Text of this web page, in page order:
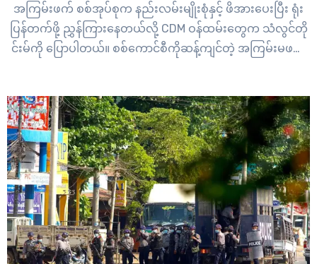
အကြမ်းဖက် စစ်အုပ်စုက နည်းလမ်းမျိုးစုံနှင့် ဖိအားပေးပြီး ရုံး
ပြန်တက်ဖို့ ညွှန်ကြားနေတယ်လို့ CDM ဝန်ထမ်းတွေက သံလွင်တို
င်းမ်ကို ပြောပါတယ်။ စစ်ကောင်စီကိုဆန့်ကျင်တဲ့ အကြမ်းမဖက်